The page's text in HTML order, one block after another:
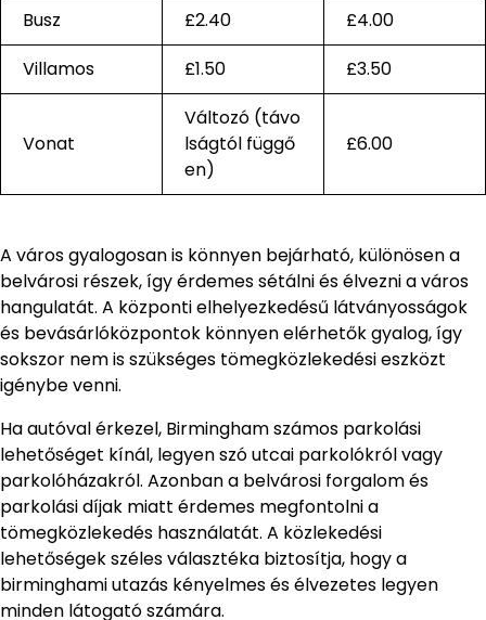
Busz £2.40
£4.00
Villamos
£1.50 £3.50
Vonat
Változó (távo
lságtól függő
en)
£6.00
A város gyalogosan is könnyen bejárható, különösen a
belvárosi részek, így érdemes sétálni és élvezni a város
hangulatát. A központi elhelyezkedésű látványosságok
és bevásárlóközpontok könnyen elérhetők gyalog, így
sokszor nem is szükséges tömegközlekedési eszközt
igénybe venni.
Ha autóval érkezel, Birmingham számos parkolási
lehetőséget kínál, legyen szó utcai parkolókról vagy
parkolóházakról. Azonban a belvárosi forgalom és
parkolási díjak miatt érdemes megfontolni a
tömegközlekedés használatát. A közlekedési
lehetőségek széles választéka biztosítja, hogy a
birminghami utazás kényelmes és élvezetes legyen
minden látogató számára.